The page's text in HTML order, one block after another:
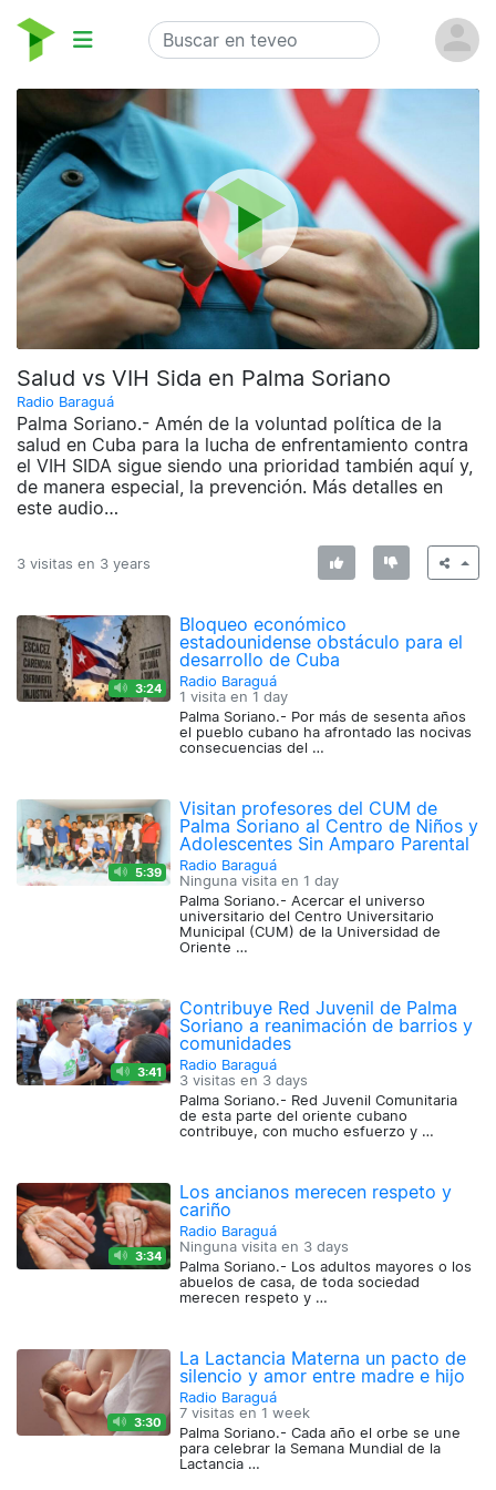
Salud vs VIH Sida en Palma Soriano
Radio Baraguá
Palma Soriano.- Amén de la voluntad política de la
salud en Cuba para la lucha de enfrentamiento contra
el VIH SIDA sigue siendo una prioridad también aquí y,
de manera especial, la prevención. Más detalles en
este audio…
3 visitas en 3 years
3:24
Bloqueo económico
estadounidense obstáculo para el
desarrollo de Cuba
Radio Baraguá
1 visita en 1 day
Palma Soriano.- Por más de sesenta años
el pueblo cubano ha afrontado las nocivas
consecuencias del …
5:39
Visitan profesores del CUM de
Palma Soriano al Centro de Niños y
Adolescentes Sin Amparo Parental
Radio Baraguá
Ninguna visita en 1 day
Palma Soriano.- Acercar el universo
universitario del Centro Universitario
Municipal (CUM) de la Universidad de
Oriente …
3:41
Contribuye Red Juvenil de Palma
Soriano a reanimación de barrios y
comunidades
Radio Baraguá
3 visitas en 3 days
Palma Soriano.- Red Juvenil Comunitaria
de esta parte del oriente cubano
contribuye, con mucho esfuerzo y …
3:34
Los ancianos merecen respeto y
cariño
Radio Baraguá
Ninguna visita en 3 days
Palma Soriano.- Los adultos mayores o los
abuelos de casa, de toda sociedad
merecen respeto y …
3:30
La Lactancia Materna un pacto de
silencio y amor entre madre e hijo
Radio Baraguá
7 visitas en 1 week
Palma Soriano.- Cada año el orbe se une
para celebrar la Semana Mundial de la
Lactancia …